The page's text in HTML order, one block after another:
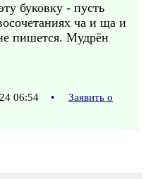
буковку - пусть
ча и ща и
пишется. Мудрён
06:54 •
Заявить о